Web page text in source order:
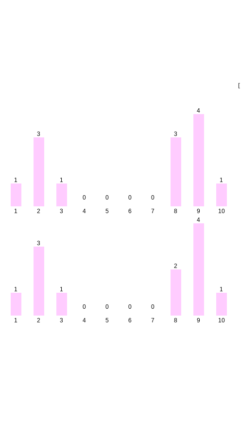
[
1
1
3
2
1
3
0
4
0
5
0
6
0
7
3
8
4
9
1
10
1
1
3
2
1
3
0
4
0
5
0
6
0
7
2
8
4
9
1
10